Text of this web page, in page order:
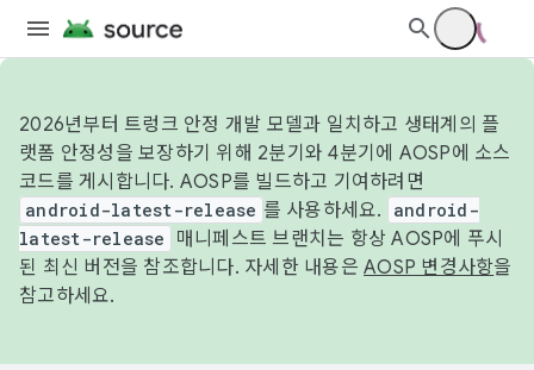
2026년부터 트렁크 안정 개발 모델과 일치하고 생태계의 플
랫폼 안정성을 보장하기 위해 2분기와 4분기에 AOSP에 소스
코드를 게시합니다. AOSP를 빌드하고 기여하려면
android-latest-release 를 사용하세요.
android-
latest-release
매니페스트 브랜치는 항상 AOSP에 푸시
된 최신 버전을 참조합니다. 자세한 내용은 AOSP 변경사항을
참고하세요.